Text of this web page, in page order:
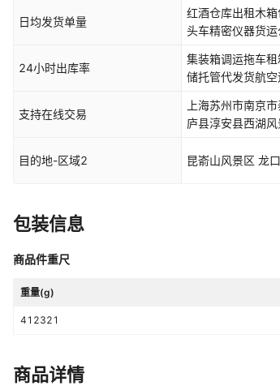
日均发货单量
红酒仓库出租木
头车精密仪器货
24小时出库率
集装箱调运拖车
储托管代发货航
支持在线交易
上海苏州市南京
庐县淳安县西湖
目的地-区域2 昆嵛山风景区 龙
包装信息
商品件重尺
重量(g)
412321
商品详情